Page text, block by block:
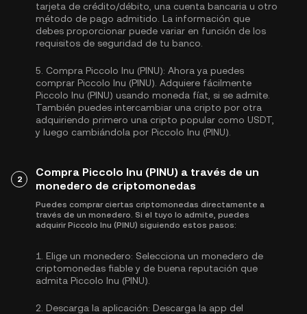
tarjeta de crédito/débito, una cuenta bancaria u otro
método de pago admitido. La información que
debes proporcionar puede variar en función de los
requisitos de seguridad de tu banco.
5. Compra Piccolo Inu (PINU): Ahora ya puedes
comprar Piccolo Inu (PINU). Adquiere fácilmente
Piccolo Inu (PINU) usando moneda fíat, si se admite.
También puedes intercambiar una cripto por otra
adquiriendo primero una cripto popular como USDT
y luego cambiándola por Piccolo Inu (PINU).
2
Compra Piccolo Inu (PINU) a través de un
monedero de criptomonedas
Puedes comprar ciertas criptomonedas directamente a
través de un monedero. Si el tuyo lo admite, puedes
adquirir Piccolo Inu (PINU) siguiendo estos pasos:
1. Elige un monedero: Selecciona un monedero de
criptomonedas fiable y de buena reputación que
admita Piccolo Inu (PINU).
2. Descarga la aplicación: Descarga la app del